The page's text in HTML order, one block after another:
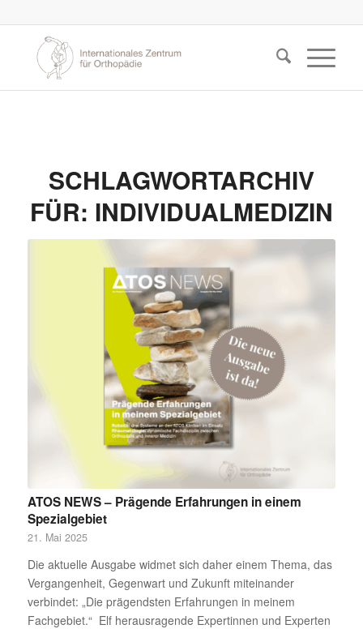
SCHLAGWORTARCHIV
FÜR: INDIVIDUALMEDIZIN
ATOS NEWS – Prägende Erfahrungen in einem
Spezialgebiet
21. Mai 2025
Die aktuelle Ausgabe widmet sich daher einem Thema, das
Vergangenheit, Gegenwart und Zukunft miteinander
verbindet: „Die prägendsten Erfahrungen in meinem
Fachgebiet.“ Elf herausragende Expertinnen und Experten